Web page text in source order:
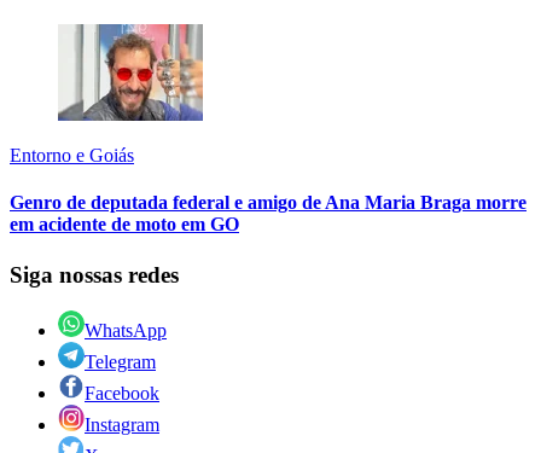
Entorno e Goiás
Genro de deputada federal e amigo de Ana Maria Braga morre
em acidente de moto em GO
Siga nossas redes
WhatsApp
Telegram
Facebook
Instagram